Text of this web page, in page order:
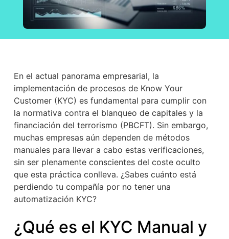
En el actual panorama empresarial, la
implementación de procesos de Know Your
Customer (KYC) es fundamental para cumplir con
la normativa contra el blanqueo de capitales y la
financiación del terrorismo (PBCFT). Sin embargo,
muchas empresas aún dependen de métodos
manuales para llevar a cabo estas verificaciones,
sin ser plenamente conscientes del coste oculto
que esta práctica conlleva. ¿Sabes cuánto está
perdiendo tu compañía por no tener una
automatización KYC?
¿Qué es el KYC Manual y